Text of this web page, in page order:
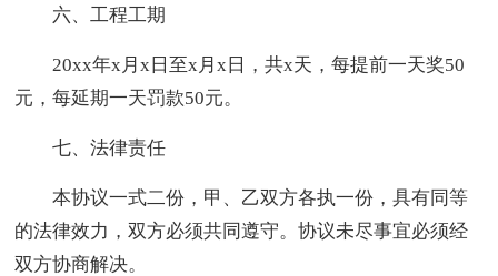
六、工程工期
20xx年x月x日至x月x日，共x天，每提前一天奖50
元，每延期一天罚款50元。
七、法律责任
本协议一式二份，甲、乙双方各执一份，具有同等
的法律效力，双方必须共同遵守。协议未尽事宜必须经
双方协商解决。